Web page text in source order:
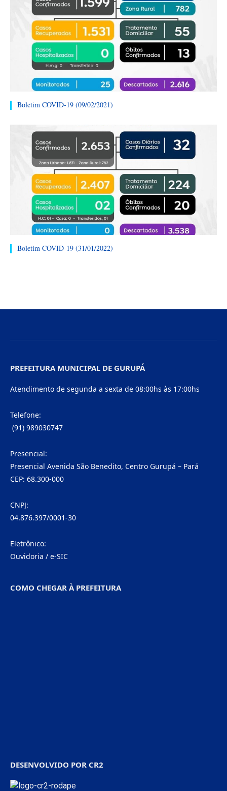
Boletim COVID-19 (09/02/2021)
Boletim COVID-19 (31/01/2022)
PREFEITURA MUNICIPAL DE GURUPÁ
Atendimento de segunda a sexta de 08:00hs às 17:00hs
Telefone:
(91) 989030747
Presencial:
Presencial Avenida São Benedito, Centro Gurupá – Pará
CEP: 68.300-000
CNPJ:
04.876.397/0001-30
Eletrônico:
Ouvidoria / e-SIC
COMO CHEGAR À PREFEITURA
DESENVOLVIDO POR CR2